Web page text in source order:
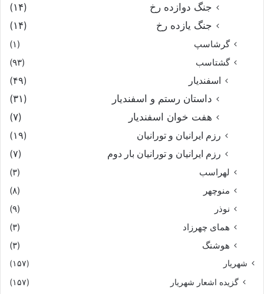
جنگ دوازده رخ
(۱۴)
جنگ یازده رخ
(۱۴)
گرشاسپ
(۱)
گشتاسب
(۹۳)
اسفندیار
(۴۹)
داستان رستم و اسفندیار
(۳۱)
هفت خوان اسفندیار
(۷)
رزم ایرانیان و تورانیان
(۱۹)
رزم ایرانیان و تورانیان بار دوم
(۷)
لهراسب
(۳)
منوچهر
(۸)
نوذر
(۹)
هماى چهرزاد
(۳)
هوشنگ
(۳)
شهریار (۱۵۷)
گزیده اشعار شهریار (۱۵۷)